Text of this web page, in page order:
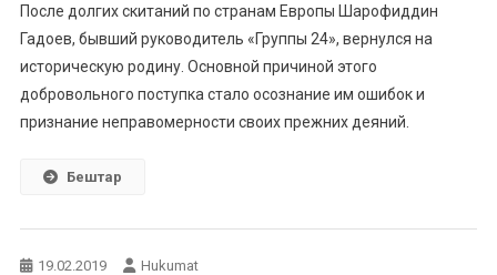
После долгих скитаний по странам Европы Шарофиддин
Гадоев, бывший руководитель «Группы 24», вернулся на
историческую родину. Основной причиной этого
добровольного поступка стало осознание им ошибок и
признание неправомерности своих прежних деяний.
Бештар
19.02.2019 Hukumat